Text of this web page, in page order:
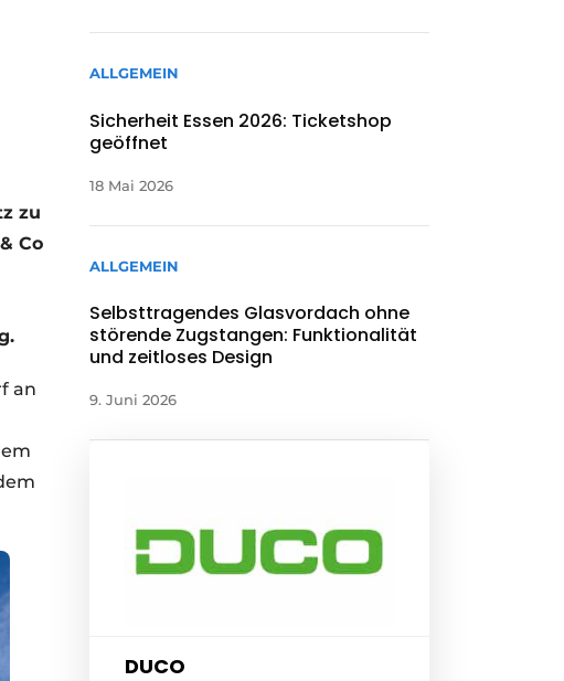
zu
Co
an
ALLGEMEIN
Sicherheit Essen 2026: Ticketshop
geöffnet
18 Mai 2026
ALLGEMEIN
Selbsttragendes Glasvordach ohne
störende Zugstangen: Funktionalität
und zeitloses Design
9. Juni 2026
DUCO